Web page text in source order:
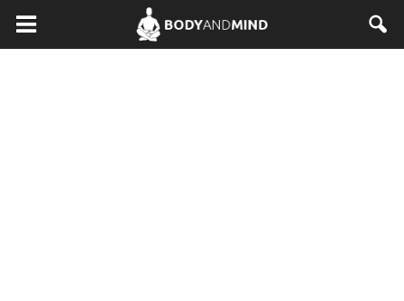
BodyAndMind.pl